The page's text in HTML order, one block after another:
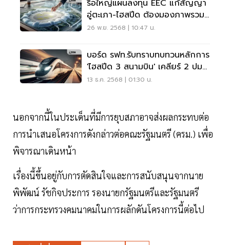
รื้อใหญ่แผนลงทุน EEC แก้สัญญา
อู่ตะเภา-ไฮสปีด ต้องมองภาพรวม
ดันท่องเที่ยวเมืองใหม่อีอีซี
26 พ.ย. 2568 | 10:47 น.
บอร์ด รฟท.รับทราบทบทวนหลักการ
'ไฮสปีด 3 สนามบิน' เคลียร์ 2 ปม
ด้านการเงิน
13 ธ.ค. 2568 | 01:30 น.
นอกจากนี้ในประเด็นที่มีการยุบสภาอาจส่งผลกระทบต่อ
การนำเสนอโครงการดังกล่าวต่อคณะรัฐมนตรี (ครม.) เพื่อ
พิจารณาเดินหน้า
เรื่องนี้ขึ้นอยู่กับการตัดสินใจและการสนับสนุนจากนาย
พิพัฒน์ รัชกิจประการ รองนายกรัฐมนตรีและรัฐมนตรี
ว่าการกระทรวงคมนาคมในการผลักดันโครงการนี้ต่อไป